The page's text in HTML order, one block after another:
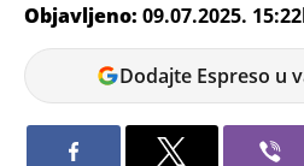
Objavljeno: 09.07.2025.
Tamara
Marić
Dodajte Espreso u